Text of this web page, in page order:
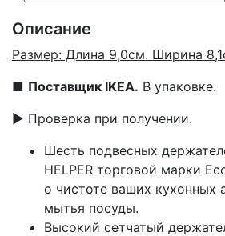
Описание
Размер: Длина 9,0см. Ширина
■ Поставщик IKEA. В упаковке.
▶ Проверка при получении.
Шесть подвесных
HELPER торговой марки
о чистоте ваших кухонных
мытья посуды.
Высокий сетчатый